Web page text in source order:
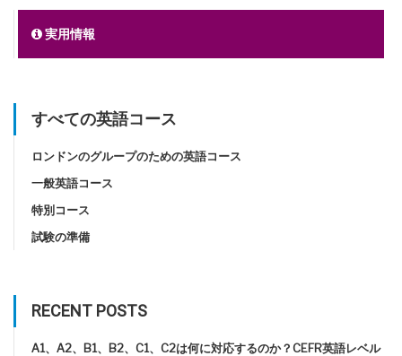
実用情報
すべての英語コース
ロンドンのグループのための英語コース
一般英語コース
特別コース
試験の準備
RECENT POSTS
A1、A2、B1、B2、C1、C2は何に対応するのか？CEFR英語レベル